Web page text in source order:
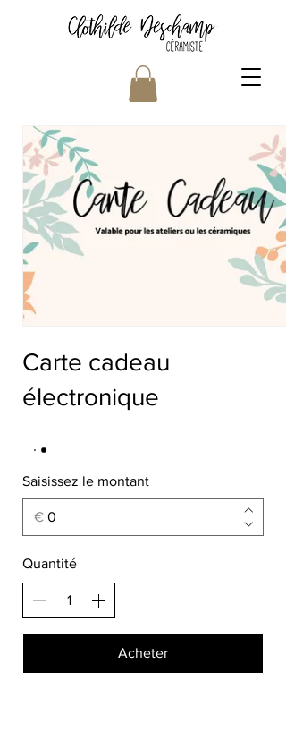
Carte cadeau
électronique
Saisissez le montant
€
Quantité
Acheter